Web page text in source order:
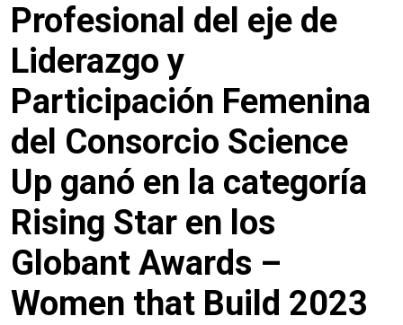
Profesional del eje de
Liderazgo y
Participación Femenina
del Consorcio Science
Up ganó en la categoría
Rising Star en los
Globant Awards –
Women that Build 2023